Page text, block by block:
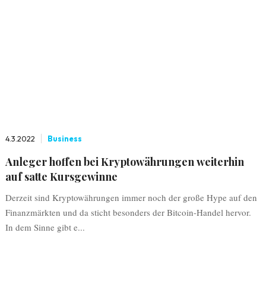
4.3.2022 Business
Anleger hoffen bei Kryptowährungen weiterhin
auf satte Kursgewinne
Derzeit sind Kryptowährungen immer noch der große Hype auf den
Finanzmärkten und da sticht besonders der Bitcoin-Handel hervor.
In dem Sinne gibt e...